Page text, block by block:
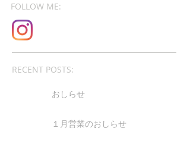
RECENT POSTS:
FOLLOW ME:
おしらせ
１月営業のおしらせ